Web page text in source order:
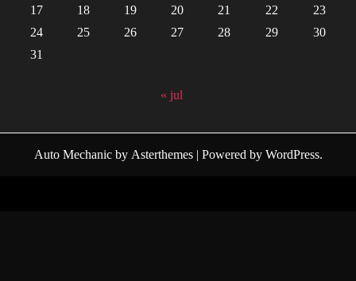
17
18 19 20 21 22
23
24
25 26 27 28 29
30
31
« jul
Auto Mechanicby Asterthemes| Powered by WordPress.